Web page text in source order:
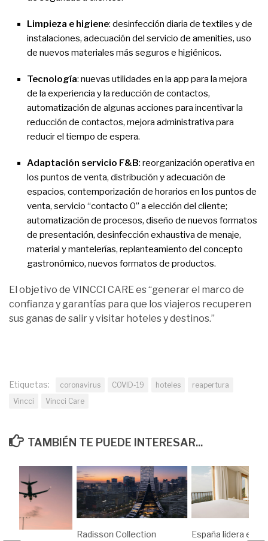
Limpieza e higiene: desinfección diaria de textiles y de
instalaciones, adecuación del servicio de amenities, uso
de nuevos materiales más seguros e higiénicos.
Tecnología: nuevas utilidades en la app para la mejora
de la experiencia y la reducción de contactos,
automatización de algunas acciones para incentivar la
reducción de contactos, mejora administrativa para
reducir el tiempo de espera.
Adaptación servicio F&B: reorganización operativa en
los puntos de venta, distribución y adecuación de
espacios, contemporización de horarios en los puntos de
venta, servicio “contacto 0” a elección del cliente;
automatización de procesos, diseño de nuevos formatos
de presentación, desinfección exhaustiva de menaje,
material y mantelerías, replanteamiento del concepto
gastronómico, nuevos formatos de productos.
El objetivo de VINCCI CARE es “generar el marco de
confianza y garantías para que los viajeros recuperen
sus ganas de salir y visitar hoteles y destinos.”
Etiquetas: coronavirus COVID-19 hoteles
reapertura
Vincci
Vincci Care
TAMBIÉN TE PUEDE INTERESAR...
Radisson Collection
España lidera el